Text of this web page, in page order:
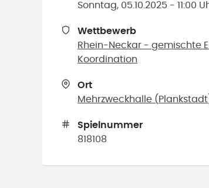
Sonntag, 05.10.2025 - 11:00
Wettbewerb
Rhein-Neckar - gemischte
Koordination
Ort
Mehrzweckhalle ( Plankstadt
Spielnummer
818108